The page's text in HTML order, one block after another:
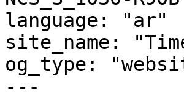
language: "ar"
site_name:
og_type:
---